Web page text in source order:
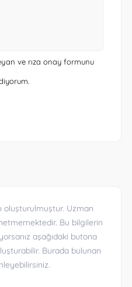
ve rıza onay formunu
oluşturulmuştur. Uzman
Bu bilgilerin
aşağıdaki butona
Burada bulunan